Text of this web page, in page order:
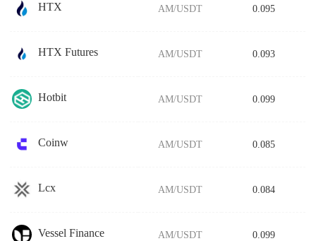
HTX AM/USDT 0.095
HTX Futures AM/USDT 0.093
Hotbit AM/USDT 0.099
Coinw AM/USDT 0.085
Lcx AM/USDT 0.084
Vessel Finance AM/USDT 0.099